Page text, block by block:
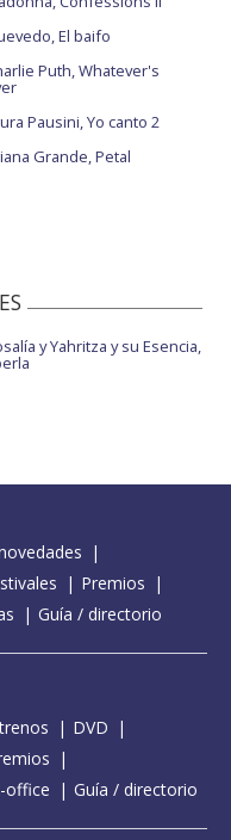
El baifo
Puth, Whatever's
Pausini, Yo canto 2
Grande, Petal
y Yahritza y su Esencia,
Premios
Guía / directorio
DVD
office Guía / directorio